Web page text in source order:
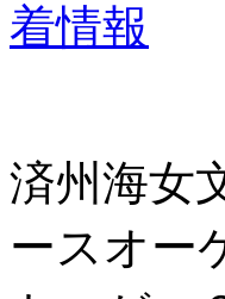
着情報
済州海女
ースオー